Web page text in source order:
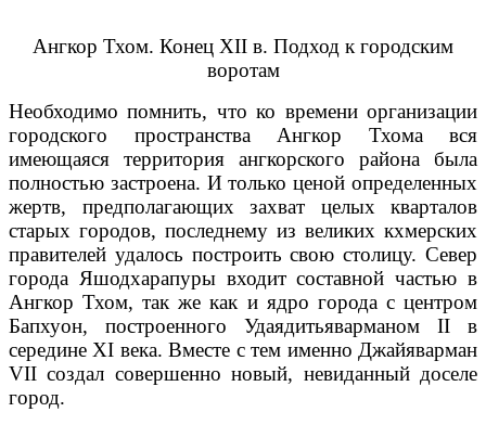
Ангкор Тхом. Конец XII в. Подход к городским
воротам
Необходимо помнить, что ко времени организации
городского пространства Ангкор Тхома вся
имеющаяся территория ангкорского района была
полностью застроена. И только ценой определенных
жертв, предполагающих захват целых кварталов
старых городов, последнему из великих кхмерских
правителей удалось построить свою столицу. Север
города Яшодхарапуры входит составной частью в
Ангкор Тхом, так же как и ядро города с центром
Бапхуон, построенного Удаядитьяварманом II в
середине XI века. Вместе с тем именно Джайяварман
VII создал совершенно новый, невиданный доселе
город.